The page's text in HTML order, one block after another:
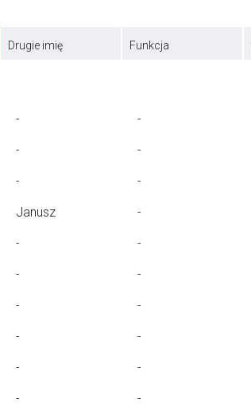
Drugie imię Funkcja
- -
- -
- -
Janusz -
- -
- -
- -
- -
- -
- -